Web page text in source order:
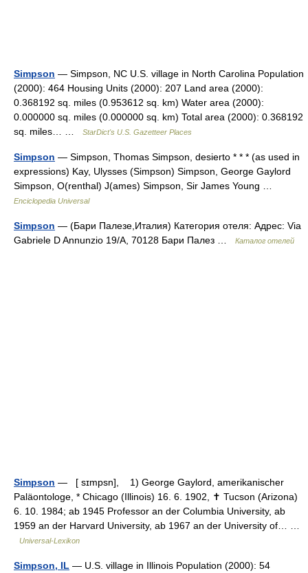
Simpson — Simpson, NC U.S. village in North Carolina Population
(2000): 464 Housing Units (2000): 207 Land area (2000):
0.368192 sq. miles (0.953612 sq. km) Water area (2000):
0.000000 sq. miles (0.000000 sq. km) Total area (2000): 0.368192
sq. miles… …
StarDict's U.S. Gazetteer Places
Simpson — Simpson, Thomas Simpson, desierto * * * (as used in
expressions) Kay, Ulysses (Simpson) Simpson, George Gaylord
Simpson, O(renthal) J(ames) Simpson, Sir James Young …
Enciclopedia Universal
Simpson — (Бари Палезе,Италия) Категория отеля: Адрес: Via
Gabriele D Annunzio 19/A, 70128 Бари Палез …
Каталог отелей
Simpson — [ sɪmpsn], 1) George Gaylord, amerikanischer
Paläontologe, * Chicago (Illinois) 16. 6. 1902, ✝ Tucson (Arizona)
6. 10. 1984; ab 1945 Professor an der Columbia University, ab
1959 an der Harvard University, ab 1967 an der University of… …
Universal-Lexikon
Simpson, IL — U.S. village in Illinois Population (2000): 54